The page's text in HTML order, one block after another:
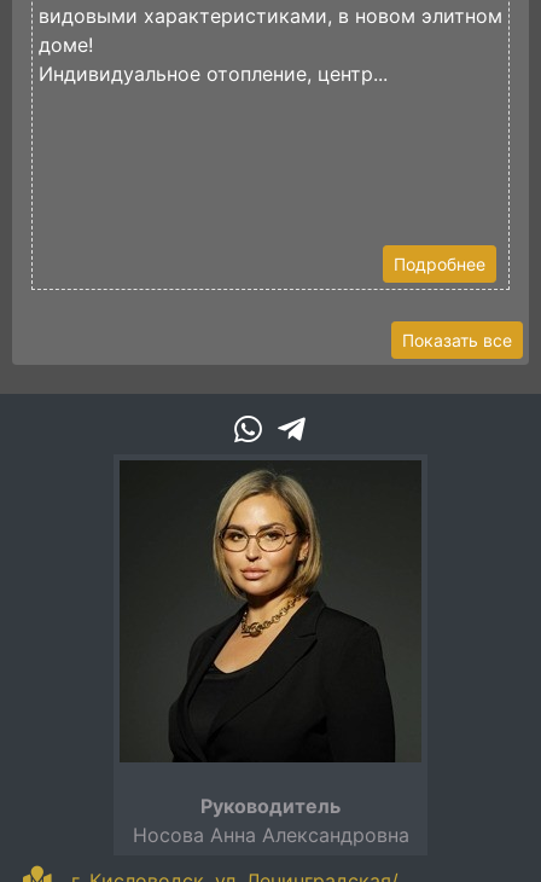
видовыми характеристиками, в новом элитном
доме!
Индивидуальное отопление, центр...
Подробнее
Показать все
Руководитель
Носова Анна Александровна